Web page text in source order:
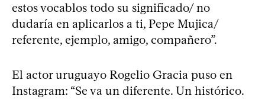
estos vocablos todo su significado/ no
dudaría en aplicarlos a ti, Pepe Mujica/
referente, ejemplo, amigo, compañero”.
El actor uruguayo Rogelio Gracia puso en
Instagram: “Se va un diferente. Un histórico.